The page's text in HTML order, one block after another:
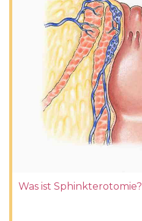
Was ist Sphinkterotomie?